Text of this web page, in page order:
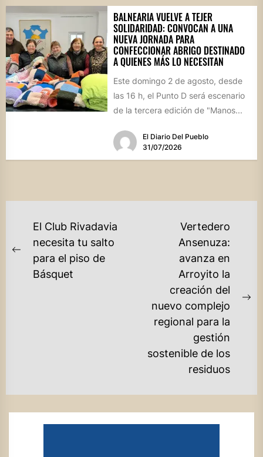
BALNEARIA VUELVE A TEJER
SOLIDARIDAD: CONVOCAN A UNA
NUEVA JORNADA PARA
CONFECCIONAR ABRIGO DESTINADO
A QUIENES MÁS LO NECESITAN
Este domingo 2 de agosto, desde
las 16 h, el Punto D será escenario
de la tercera edición de "Manos...
El Diario Del Pueblo
31/07/2026
NAVEGACIÓN
DE
ENTRADAS
Previous
post:
El Club Rivadavia
necesita tu salto
para el piso de
Básquet
Vertedero
Ansenuza:
avanza en
Arroyito la
creación del
nuevo complejo
regional para la
gestión
sostenible de los
residuos